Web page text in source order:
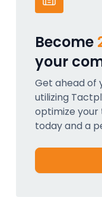
Become
your
Get ahead of
utilizing
optimize
today and a